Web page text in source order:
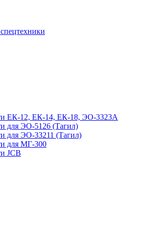
ЕК-12, ЕК-14, ЕК-18, ЭО-3323А
для ЭО-5126 (Тагил)
для ЭО-33211 (Тагил)
для МГ-300
JCB